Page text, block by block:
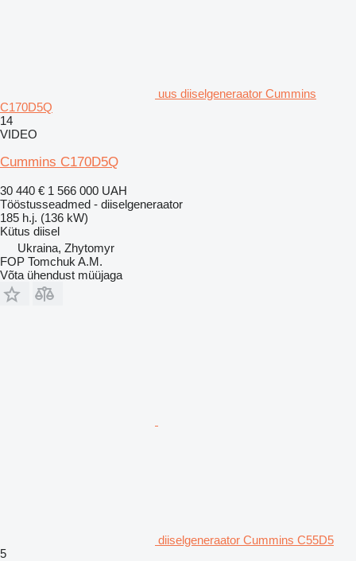
uus diiselgeneraator Cummins
C170D5Q
14
VIDEO
Cummins C170D5Q
30 440 € 1 566 000 UAH
Tööstusseadmed - diiselgeneraator
185 h.j. (136 kW)
Kütus diisel
Ukraina, Zhytomyr
FOP Tomchuk A.M.
Võta ühendust müüjaga
diiselgeneraator Cummins C55D5
5